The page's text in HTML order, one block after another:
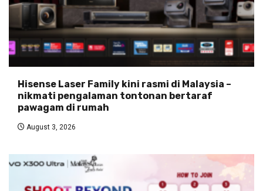
Hisense Laser Family kini rasmi di Malaysia –
nikmati pengalaman tontonan bertaraf
pawagam di rumah
August 3, 2026